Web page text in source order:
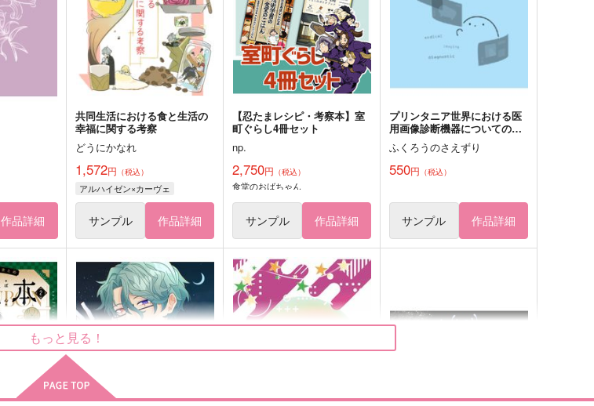
作品詳細
共同生活における食と生活の
幸福に関する考察
どうにかなれ
1,572円 （税込）
アルハイゼン×カーヴェ
サンプル 作品詳細
【忍たまレシピ・考察本】室
町ぐらし4冊セット
np.
2,750円 （税込）
食堂のおばちゃん
サンプル 作品詳細
プリンタニア世界における医
用画像診断機器についての一
考察
ふくろうのさえずり
550円 （税込）
サンプル 作品詳細
もっと見る！